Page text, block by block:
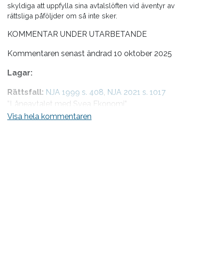
skyldiga att uppfylla sina avtalslöften vid äventyr av
rättsliga påföljder om så inte sker.
KOMMENTAR UNDER UTARBETANDE
Kommentaren senast ändrad 10 oktober 2025
Lagar:
Rättsfall: NJA 1999 s. 408, NJA 2021 s. 1017
”Låneavtalet med Svea Ekonomi”
Litteratur:J. Ramberg & C. Ramberg, Allmän avtalsrätt,
Visa hela kommentaren